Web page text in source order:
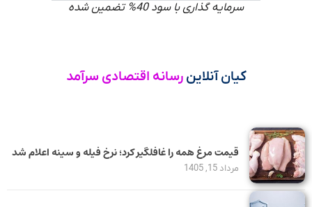
سرمایه گذاری با سود 40% تضمین شده
کیان آنلاین رسانه اقتصادی سرآمد
قیمت مرغ همه را غافلگیر کرد؛ نرخ فیله و سینه اعلام شد
مرداد 15, 1405